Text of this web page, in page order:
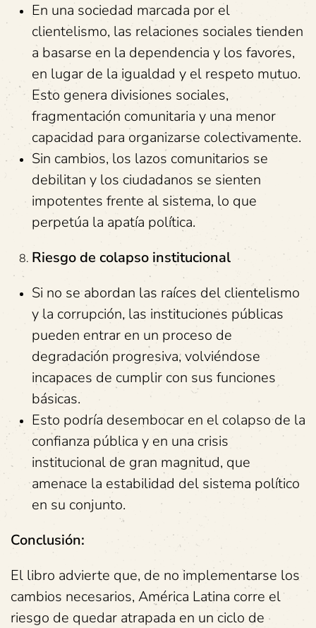
En una sociedad marcada por el
clientelismo, las relaciones sociales tienden
a basarse en la dependencia y los favores,
en lugar de la igualdad y el respeto mutuo.
Esto genera divisiones sociales,
fragmentación comunitaria y una menor
capacidad para organizarse colectivamente.
Sin cambios, los lazos comunitarios se
debilitan y los ciudadanos se sienten
impotentes frente al sistema, lo que
perpetúa la apatía política.
Riesgo de colapso institucional
Si no se abordan las raíces del clientelismo
y la corrupción, las instituciones públicas
pueden entrar en un proceso de
degradación progresiva, volviéndose
incapaces de cumplir con sus funciones
básicas.
Esto podría desembocar en el colapso de la
confianza pública y en una crisis
institucional de gran magnitud, que
amenace la estabilidad del sistema político
en su conjunto.
Conclusión:
El libro advierte que, de no implementarse los
cambios necesarios, América Latina corre el
riesgo de quedar atrapada en un ciclo de